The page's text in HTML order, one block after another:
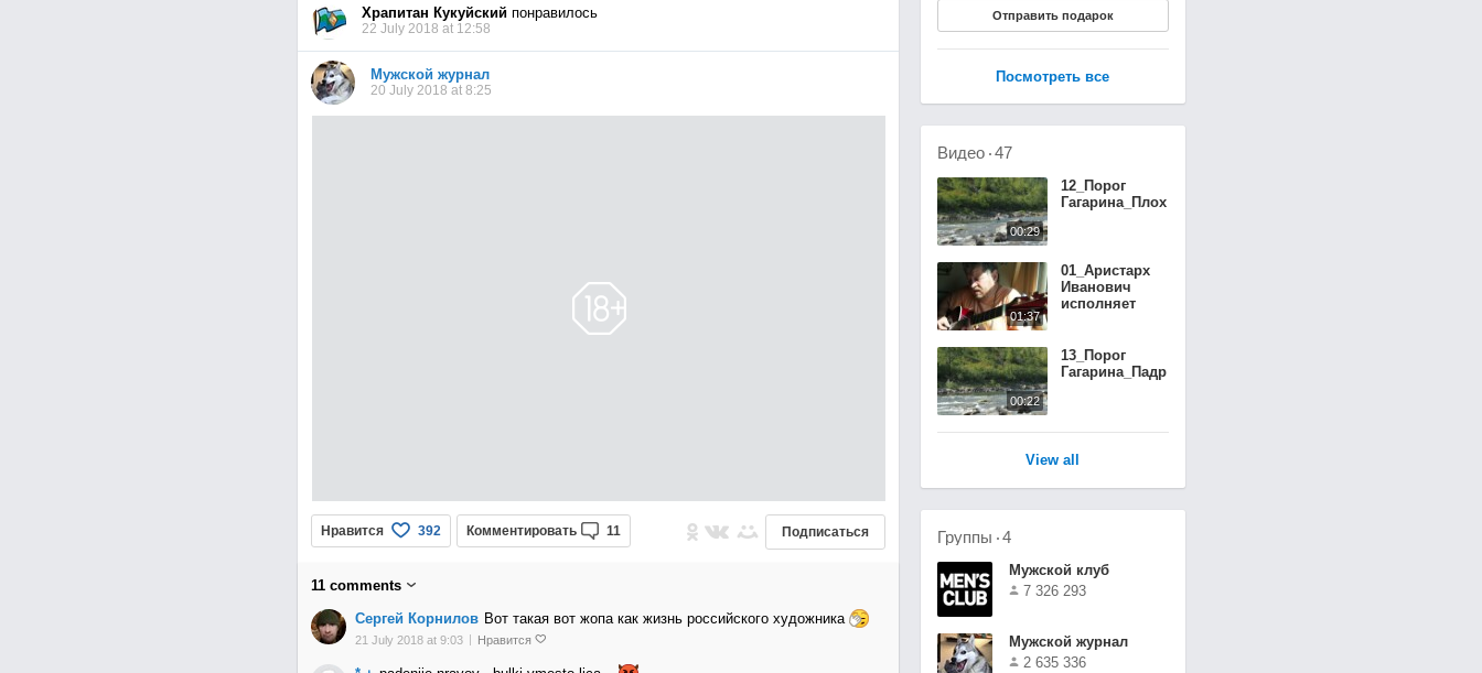
Храпитан Кукуйскийпонравилось
22 July 2018 at 12:58
Мужской журнал
20 July 2018 at 8:25
Подписаться
Нравится 392 Комментировать 11
11comments
Сергей Корнилов Вот такая вот жопа как жизнь российского художника
21 July 2018 at 9:03 Нравится
Отправить подарок
Посмотреть все
Видео 47
00:29
12_Порог
01:37
01_Аристарх
Иванович
исполняет
00:22
13_Порог
View all
Группы 4
Мужской клуб
7 326 293
Мужской журнал
2 635 336